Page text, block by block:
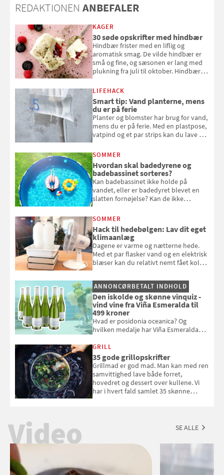
REDAKTIONEN ANBEFALER
KAGER
30 søde opskrifter med hindbær
Hindbær frister med en liflig og
aromatisk smag. De vilde hindbær er
små og fine, og sæsonen er lang med
plukning fra juli til oktober. Hindbær
kan bruge dine hindbær i alt fra
bagværk og salater til is og syltning.
LIFEHACK
Smart tip: Vand planterne, mens
du er på ferie
Planter og blomster har brug for vand,
mens du er på ferie. Med en plastpose,
vatpind og et par strips kan du lave dit
at bede naboen om at vande eller
komme hjem til døde planter
SOMMER
Hvordan skal badedyrene og
badebassinet sorteres?
Kan badebassinet ikke holde på
vandet, eller er badedyret blevet en
slatten fornøjelse? Kan de ikke
opmærksom, når du smider
badebassinet eller et badedyr ud
SOMMER
Hack til hedebølgen: Lav dit eget
klimaanlæg
Dagene er varme og nætterne hede.
Med et par flasker vand og en elektrisk
blæser kan du relativt nemt fået koldt
og se, hvordan du gør
ANNONCØRBETALT INDHOLD
Den iskolde og skønne vinquiz -
vind vine fra Viña Esmeralda til
499 kroner
Hvad er posidonia oceanica? Og
hvilken medalje har Viña Esmeralda
med i Samvirkes skønne vinquiz, hvor
du kan vinde 6 flasker vin fra Viña
Esmeralda. Konkurrencen slutter 1.
september 2026.
GRILL
35 gode grillopskrifter
Grillmad er god mad. Man kan med ren
samvittighed lave både forret,
hovedret og dessert over kullene. Vi
har i hvert fald samlet 35 skønne
Video SE ALLE